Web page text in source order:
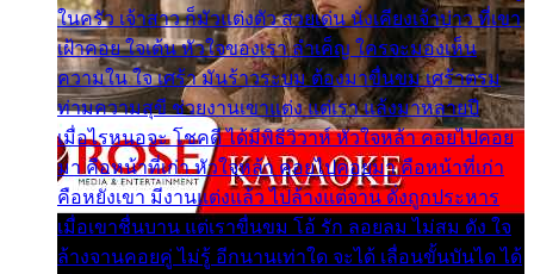
ในครัว เจ้าสาว ก็มัวแต่งตัว สวยเด่น นั่งเคียงเจ้าบ่าว ที่เขา
เฝ้าคอย ใจเต้น หัวใจของเรา ลำเค็ญ ใครจะมองเห็น
ความใน ใจ เศร้า มันร้าวระบม ต้องมาขื่นขม เศร้าตรม
ท่ามความสุขี ช่วยงานเขาแต่ง แต่เรา แล้งมาหลายปี
เมื่อไรหนอจะ โชคดี ได้มีพิธีวิวาห์ หัวใจหล้า คอยไปคอย
มา คือหน้าที่เก่า หัวใจหล้า คอยไปคอยมา คือหน้าที่เก่า
คือหยังเขา มีงานแต่งแล้ว ไปล้างแต่จาน ดั่งถูกประหาร
เมื่อเขาชื่นบาน แต่เราขื่นขม โอ้ รัก ลอยลม ไม่สม ดัง ใจ
ล้างจานคอยคู่ ไม่รู้ อีกนานเท่าใด จะได้ เลื่อนขั้นบันได ได้